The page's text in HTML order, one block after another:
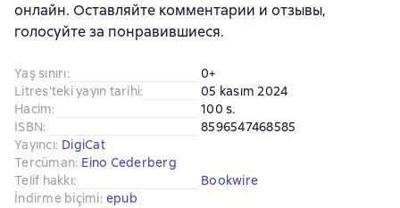
онлайн. Оставляйте комментарии и отзывы,
голосуйте за понравившиеся.
Yaş sınırı:
0+
Litres'teki yayın tarihi:
05 kasım 2024
Hacim:
100 s.
ISBN:
8596547468585
Yayıncı: DigiCat
Tercüman: Eino Cederberg
Telif hakkı:
Bookwire
İndirme biçimi: epub